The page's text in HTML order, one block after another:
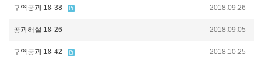
구역공과 18-38 2018.09.26
공과해설 18-26 2018.09.05
구역공과 18-42 2018.10.25